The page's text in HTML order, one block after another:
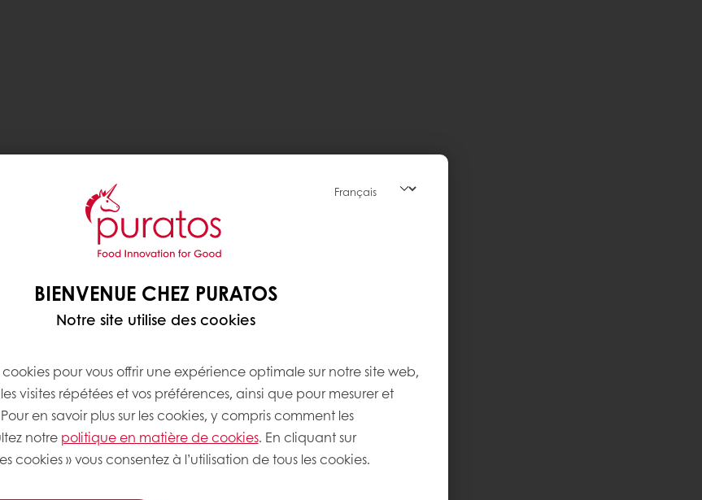
BIENVENUE CHEZ PURATOS
Notre site utilise des cookies
cookies pour vous offrir une expérience optimale sur notre site web,
visites répétées et vos préférences, ainsi que pour mesurer et
en savoir plus sur les cookies, y compris comment les
notre politique en matière de cookies. En cliquant sur
cookies » vous consentez à l’utilisation de tous les cookies.